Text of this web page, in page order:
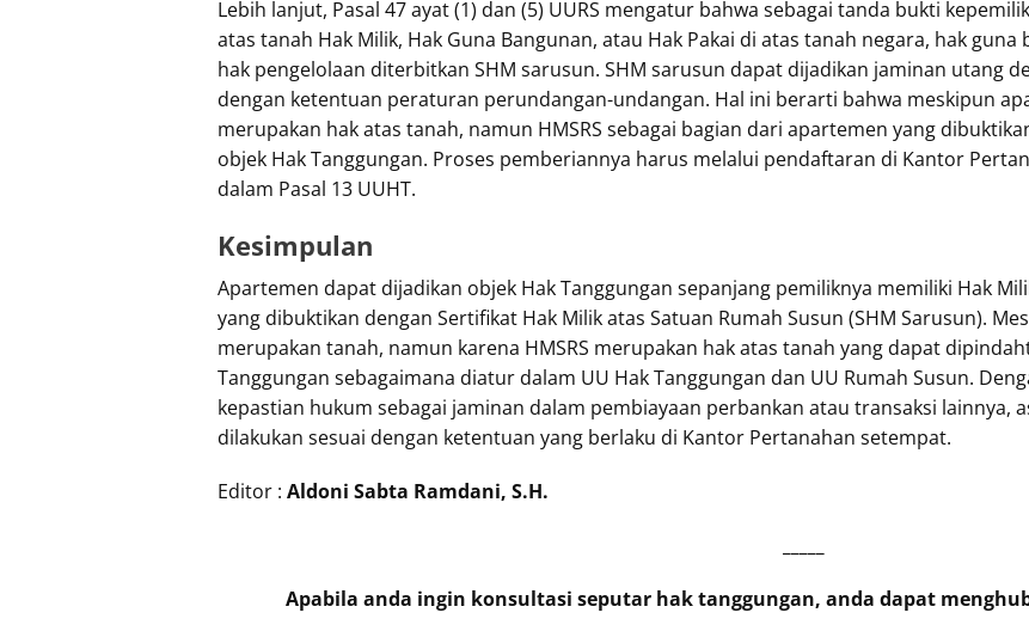
Lebih lanjut, Pasal 47 ayat (1) dan (5) UURS mengatur bahwa sebagai tanda bukti
atas tanah Hak Milik, Hak Guna Bangunan, atau Hak Pakai di atas tanah negara, hak
hak pengelolaan diterbitkan SHM sarusun. SHM sarusun dapat dijadikan jaminan utang
dengan ketentuan peraturan perundangan-undangan. Hal ini berarti bahwa meskipun
merupakan hak atas tanah, namun HMSRS sebagai bagian dari apartemen yang
objek Hak Tanggungan. Proses pemberiannya harus melalui pendaftaran di Kantor
dalam Pasal 13 UUHT.
Kesimpulan
Apartemen dapat dijadikan objek Hak Tanggungan sepanjang pemiliknya memiliki Hak
yang dibuktikan dengan Sertifikat Hak Milik atas Satuan Rumah Susun (SHM Sarusun).
merupakan tanah, namun karena HMSRS merupakan hak atas tanah yang dapat
Tanggungan sebagaimana diatur dalam UU Hak Tanggungan dan UU Rumah Susun.
kepastian hukum sebagai jaminan dalam pembiayaan perbankan atau transaksi lainnya,
dilakukan sesuai dengan ketentuan yang berlaku di Kantor Pertanahan setempat.
Editor : Aldoni Sabta Ramdani, S.H.
Apabila anda ingin konsultasi seputar hak tanggungan, anda dapat